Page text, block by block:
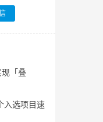
「叠
入选项目速